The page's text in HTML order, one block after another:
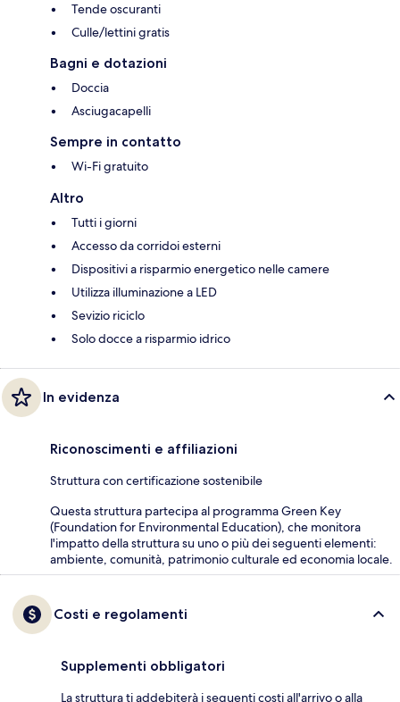
Tende oscuranti
Culle/lettini gratis
Bagni e dotazioni
Doccia
Asciugacapelli
Sempre in contatto
Wi-Fi gratuito
Altro
Tutti i giorni
Accesso da corridoi esterni
Dispositivi a risparmio energetico nelle camere
Utilizza illuminazione a LED
Sevizio riciclo
Solo docce a risparmio idrico
In evidenza
Riconoscimenti e affiliazioni
Struttura con certificazione sostenibile
Questa struttura partecipa al programma Green Key
(Foundation for Environmental Education), che monitora
l'impatto della struttura su uno o più dei seguenti elementi:
ambiente, comunità, patrimonio culturale ed economia locale.
Costi e regolamenti
Supplementi obbligatori
La struttura ti addebiterà i seguenti costi all'arrivo o alla